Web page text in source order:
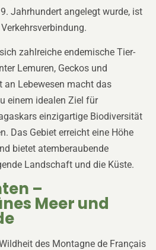
Jahrhundert angelegt wurde, ist
zahlreiche endemische Tier-
Lemuren, Geckos und
an Lebewesen macht das
einem idealen Ziel für
einzigartige Biodiversität
Das Gebiet erreicht eine Höhe
bietet atemberaubende
Landschaft und die Küste.
–
Meer und
des Montagne de Français